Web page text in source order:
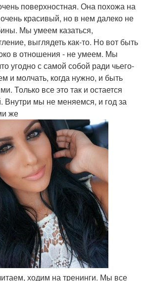
поверхностная. Она похожа на
красивый, но в нем далеко не
Мы умеем казаться,
выглядеть как-то. Но вот быть
в отношения - не умеем. Мы
угодно с самой собой ради чьего-
и молчать, когда нужно, и быть
Только все это так и остается
Внутри мы не меняемся, и год за
же
ходим на тренинги. Мы все